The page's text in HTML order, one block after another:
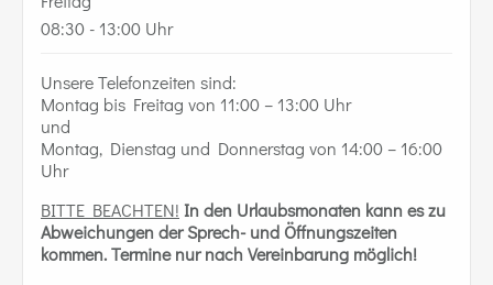
08:30 - 13:00 Uhr
Unsere Telefonzeiten sind:
Montag bis Freitag von 11:00 – 13:00 Uhr
und
Montag, Dienstag und Donnerstag von 14:00 – 16:00
Uhr
BITTE BEACHTEN! In den Urlaubsmonaten kann es zu
Abweichungen der Sprech- und Öffnungszeiten
kommen.Termine nur nach Vereinbarung möglich!